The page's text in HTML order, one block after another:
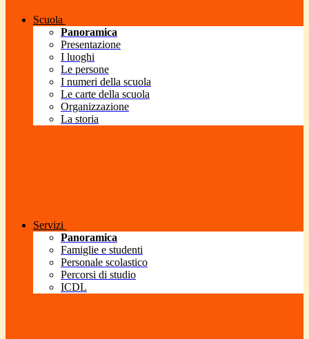
Scuola
Panoramica
Presentazione
I luoghi
Le persone
I numeri della scuola
Le carte della scuola
Organizzazione
La storia
Servizi
Panoramica
Famiglie e studenti
Personale scolastico
Percorsi di studio
ICDL